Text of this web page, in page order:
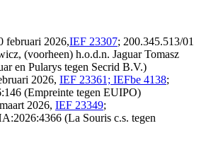
februari 2026,IEF 23307; 200.345.513/01
(voorheen) h.o.d.n. Jaguar Tomasz
en Pularys tegen Secrid B.V.)
2026, IEF 23361; IEFbe 4138;
(Empreinte tegen EUIPO)
2026, IEF 23349;
(La Souris c.s. tegen